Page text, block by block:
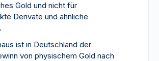
Gold und nicht für
Derivate und ähnliche
ist in Deutschland der
von physischem Gold nach